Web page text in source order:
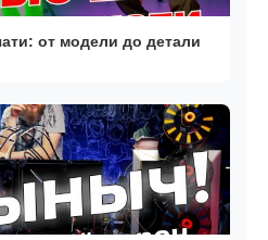
от модели до детали